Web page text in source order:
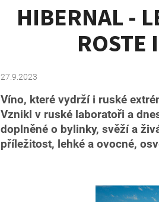
HIBERNAL -
ROSTE
27.9.2023
Víno, které vydrží i ruské
Vznikl v ruské laboratoři a
doplněné o bylinky, svěží a
příležitost, lehké a ovocné,